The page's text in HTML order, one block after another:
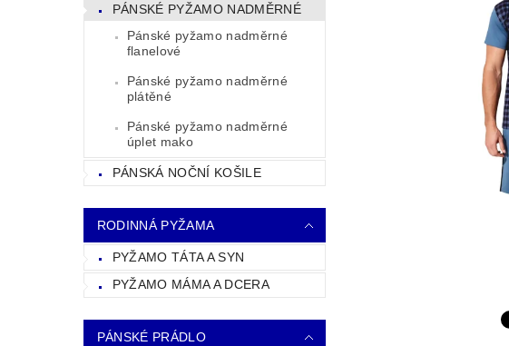
PÁNSKÉ PYŽAMO NADMĚRNÉ
Pánské pyžamo nadměrné
flanelové
Pánské pyžamo nadměrné
plátěné
Pánské pyžamo nadměrné
úplet mako
PÁNSKÁ NOČNÍ KOŠILE
RODINNÁ PYŽAMA
PYŽAMO TÁTA A SYN
PYŽAMO MÁMA A DCERA
PÁNSKÉ PRÁDLO